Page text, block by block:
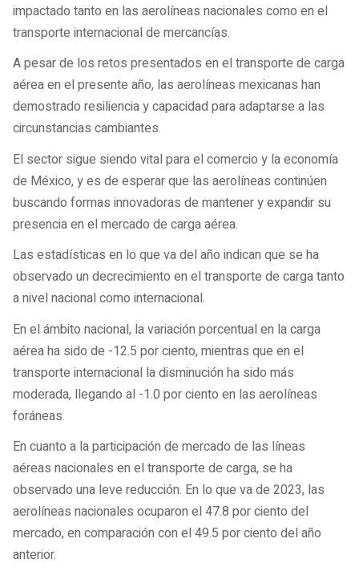
impactado tanto en las aerolíneas nacionales como en el
transporte internacional de mercancías.
A pesar de los retos presentados en el transporte de carga
aérea en el presente año, las aerolíneas mexicanas han
demostrado resiliencia y capacidad para adaptarse a las
circunstancias cambiantes.
El sector sigue siendo vital para el comercio y la economía
de México, y es de esperar que las aerolíneas continúen
buscando formas innovadoras de mantener y expandir su
presencia en el mercado de carga aérea.
Las estadísticas en lo que va del año indican que se ha
observado un decrecimiento en el transporte de carga tanto
a nivel nacional como internacional.
En el ámbito nacional, la variación porcentual en la carga
aérea ha sido de -12.5 por ciento, mientras que en el
transporte internacional la disminución ha sido más
moderada, llegando al -1.0 por ciento en las aerolíneas
foráneas.
En cuanto a la participación de mercado de las líneas
aéreas nacionales en el transporte de carga, se ha
observado una leve reducción. En lo que va de 2023, las
aerolíneas nacionales ocuparon el 47.8 por ciento del
mercado, en comparación con el 49.5 por ciento del año
anterior.